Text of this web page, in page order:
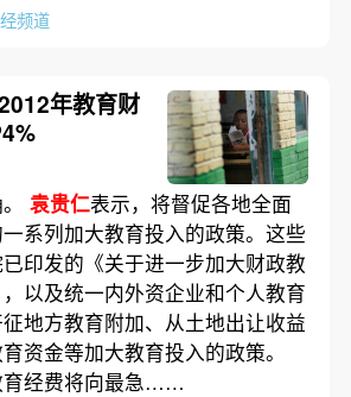
频道
年教育财
袁贵仁表示，将督促各地全面
系列加大教育投入的政策。这些
印发的《关于进一步加大财政教
以及统一内外资企业和个人教育
地方教育附加、从土地出让收益
资金等加大教育投入的政策。
育经费将向最急……